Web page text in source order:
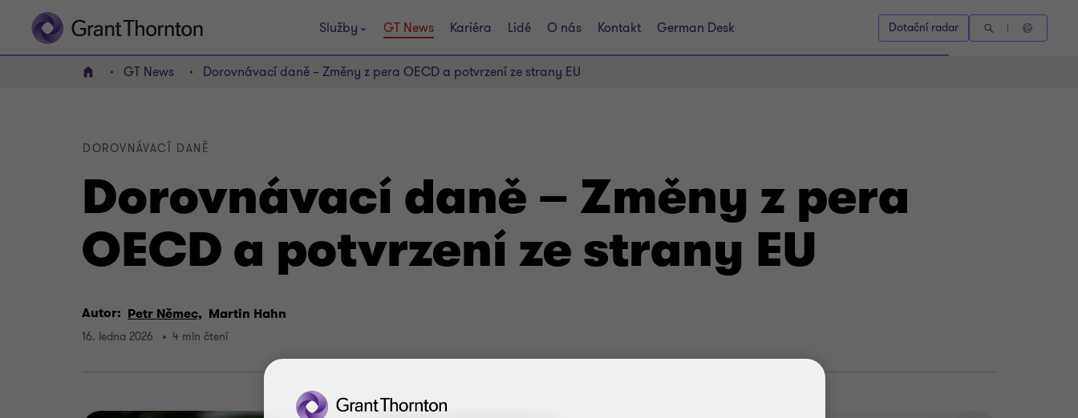
Služby GT News Kariéra Lidé O nás Kontakt German Desk Dotační radar
Domov GT News Dorovnávací daně – Změny z pera OECD a potvrzení ze strany EU
Dorovnávací daně – Změny z pera
OECD a potvrzení ze strany EU
DOROVNÁVACÍ DANĚ
Autor: Petr Němec, Martin Hahn
16. ledna 2026 4 min čtení